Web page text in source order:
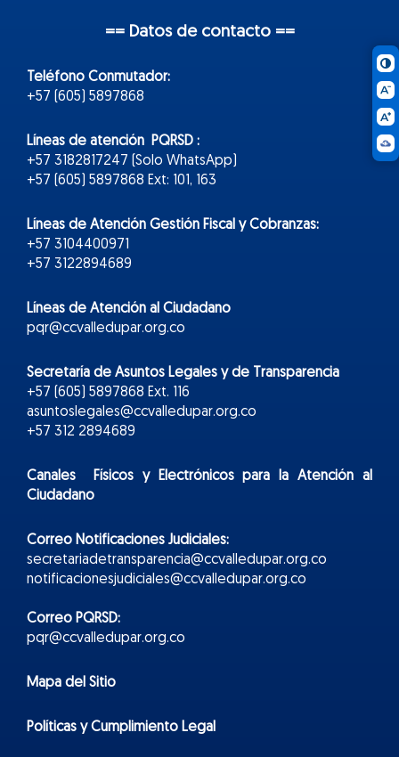
== Datos de contacto ==
Teléfono Conmutador:
+57 (605) 5897868
Líneas de atención PQRSD :
+57 3182817247 (Solo WhatsApp)
+57 (605) 5897868 Ext: 101, 163
Líneas de Atención Gestión Fiscal y Cobranzas:
+57 3104400971
+57 3122894689
Líneas de Atención al Ciudadano
pqr@ccvalledupar.org.co
Secretaría de Asuntos Legales y de Transparencia
+57 (605) 5897868 Ext. 116
asuntoslegales@ccvalledupar.org.co
+57 312 2894689
Canales Físicos yElectrónicospara la Atención al
Ciudadano
Correo Notificaciones Judiciales:
secretariadetransparencia@ccvalledupar.org.co
notificacionesjudiciales@ccvalledupar.org.co
Correo PQRSD:
pqr@ccvalledupar.org.co
Mapa del Sitio
Políticas y Cumplimiento Legal